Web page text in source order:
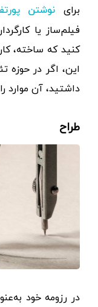
برای نوشتن
فیلم‌ساز یا
کنید که ساخته،
این، اگر در حوزه
داشتید، آن موارد
طراح
در رزومه خود